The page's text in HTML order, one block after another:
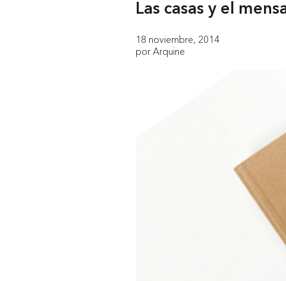
Las casas y el
18 noviembre, 2014
por Arquine